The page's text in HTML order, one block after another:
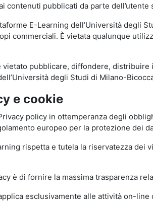
contenuti pubblicati da parte
E-Learning dell’Università degli
commerciali. È vietata qualunque
vietato pubblicare, diffondere,
degli Studi di Milano-
e cookie
policy in ottemperanza degli
europeo per la protezione dei
rispetta e tutela la riservatezza
è di fornire la massima trasparenza
esclusivamente alle attività on-